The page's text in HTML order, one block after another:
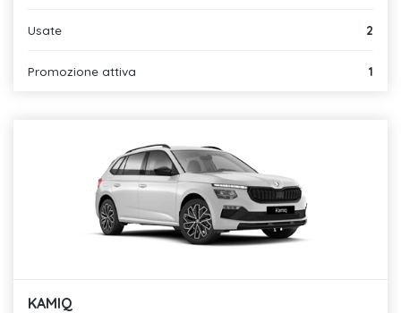
Usate 2
Promozione attiva 1
KAMIQ